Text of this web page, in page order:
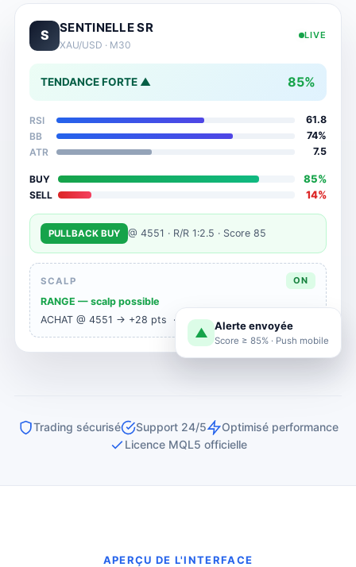
S SENTINELLE SR
XAU/USD · M30
LIVE
TENDANCE FORTE ▲ 85%
RSI
61.8
BB
74%
ATR
7.5
BUY 85%
SELL 14%
PULLBACK BUY @ 4551 · R/R 1:2.5 · Score 85
SCALP ON
RANGE — scalp possible
ACHAT @ 4551 → +28 pts · R/R 1:2.4
▲ Alerte envoyée
Score ≥ 85% · Push mobile
Trading sécurisé Support 24/5
Optimisé performance
Licence MQL5 officielle
APERÇU DE L'INTERFACE